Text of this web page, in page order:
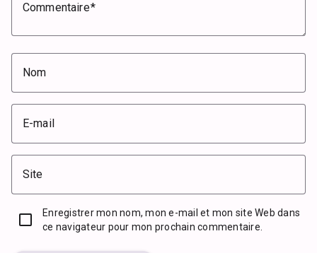
Commentaire
Nom
E-mail
Site
Enregistrer mon nom, mon e-mail et mon site Web dans
ce navigateur pour mon prochain commentaire.